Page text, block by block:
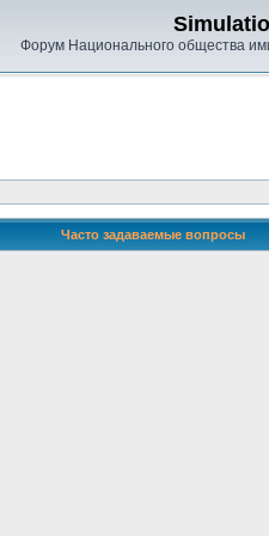
Форум Национального общества
Часто задаваемые вопросы